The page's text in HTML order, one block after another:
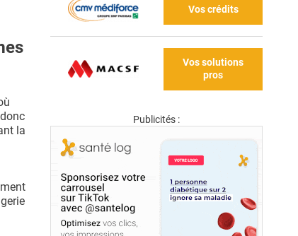
la
Vos crédits
Vos solutions
pros
Publicités :